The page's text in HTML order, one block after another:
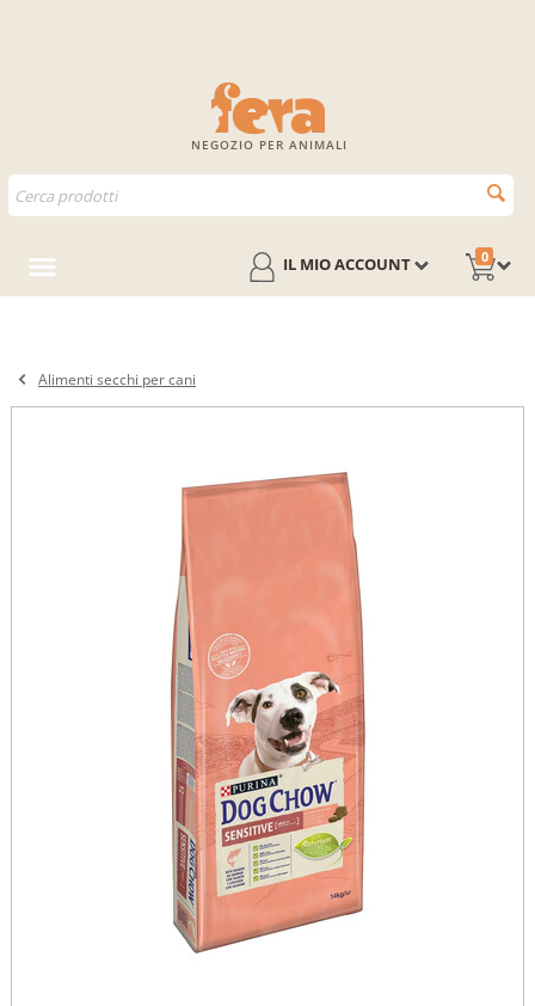
NEGOZIO PER ANIMALI
0
IL MIO ACCOUNT
Alimenti secchi per cani